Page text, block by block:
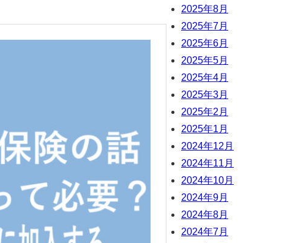
2025年8月
2025年7月
2025年6月
2025年5月
2025年4月
2025年3月
2025年2月
2025年1月
2024年12月
2024年11月
2024年10月
2024年9月
2024年8月
2024年7月